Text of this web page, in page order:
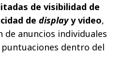
de visibilidad de
de displayy video,
de anuncios individuales
dentro del